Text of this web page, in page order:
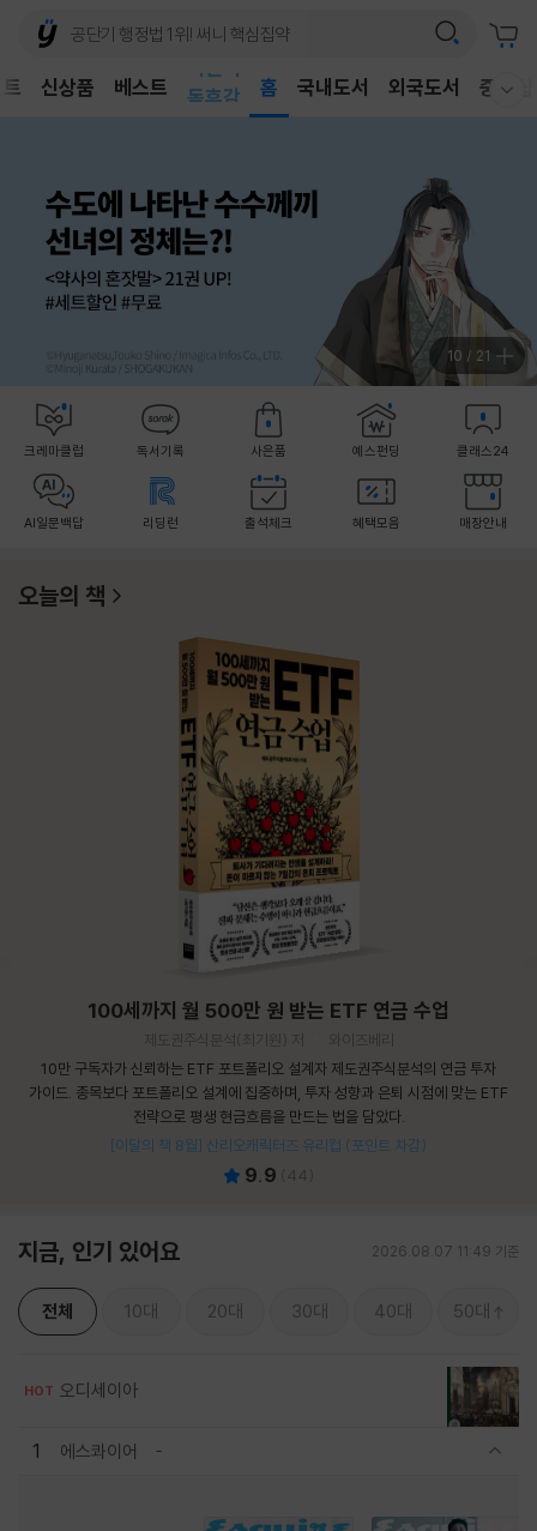
신상품 베스트
독후감
홈 국내도서 외국도서 중고샵
11 / 21
크레마클럽 독서기록 사은품 예스펀딩 클래스24
AI일문백답 리딩런 출석체크 혜택모음 매장안내
오늘의 책
100세까지 월 500만 원 받는 ETF 연금 수업
제도권주식분석(최기원) 저
와이즈베리
10만 구독자가 신뢰하는 ETF 포트폴리오 설계자 제도권주식분석의 연금 투자
가이드. 종목보다 포트폴리오 설계에 집중하며, 투자 성향과 은퇴 시점에 맞는 ETF
전략으로 평생 현금흐름을 만드는 법을 담았다.
[이달의 책 8월] 산리오캐릭터즈 유리컵 (포인트 차감)
9.9 44
지금, 인기 있어요 2026.08.07 11:49 기준
전체 10대 20대 30대 40대 50대
HOT 오디세이아
1 에스콰이어